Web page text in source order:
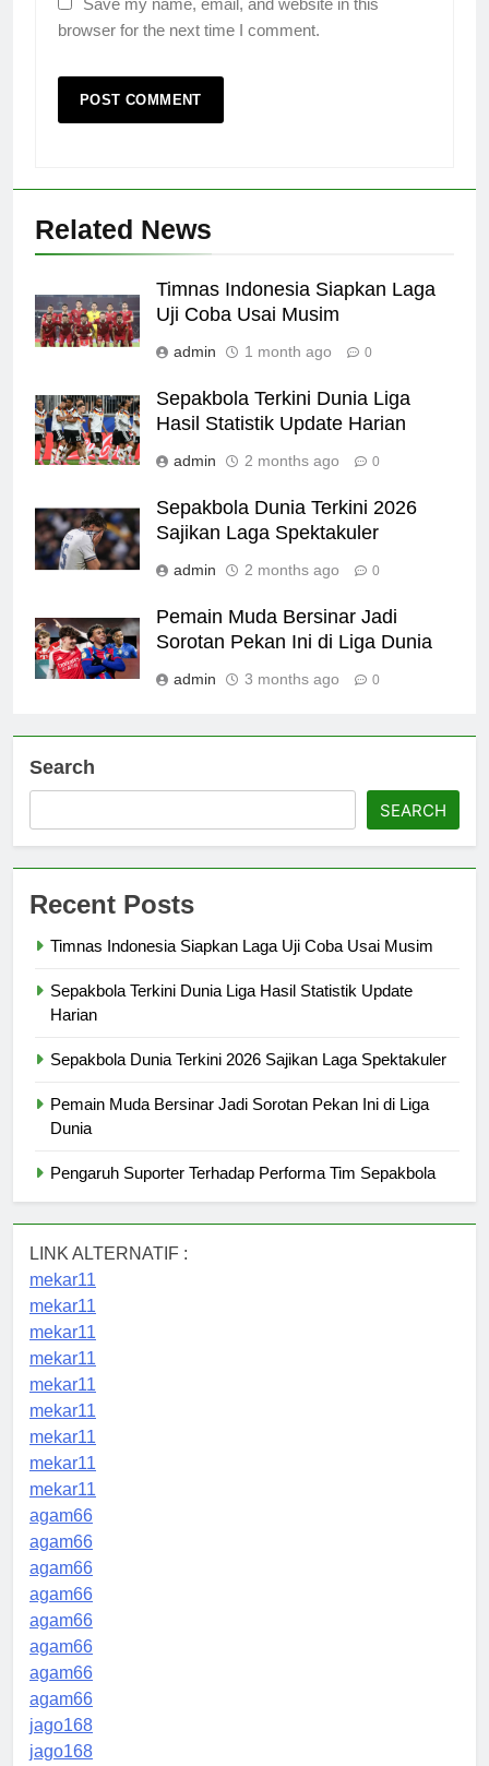
browser for the next time I comment.
Related News
Timnas Indonesia Siapkan Laga
Uji Coba Usai Musim
admin 1 month ago 0
Sepakbola Terkini Dunia Liga
Hasil Statistik Update Harian
admin 2 months ago 0
Sepakbola Dunia Terkini 2026
Sajikan Laga Spektakuler
admin 2 months ago 0
Pemain Muda Bersinar Jadi
Sorotan Pekan Ini di Liga Dunia
admin 3 months ago 0
Search
SEARCH
Recent Posts
Timnas Indonesia Siapkan Laga Uji Coba Usai Musim
Sepakbola Terkini Dunia Liga Hasil Statistik Update
Harian
Sepakbola Dunia Terkini 2026 Sajikan Laga Spektakuler
Pemain Muda Bersinar Jadi Sorotan Pekan Ini di Liga
Dunia
Pengaruh Suporter Terhadap Performa Tim Sepakbola
LINK ALTERNATIF :
mekar11
mekar11
mekar11
mekar11
mekar11
mekar11
mekar11
mekar11
mekar11
agam66
agam66
agam66
agam66
agam66
agam66
agam66
agam66
jago168
jago168